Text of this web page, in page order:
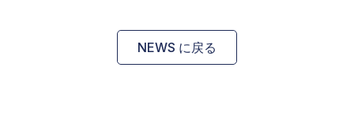
NEWS に戻る